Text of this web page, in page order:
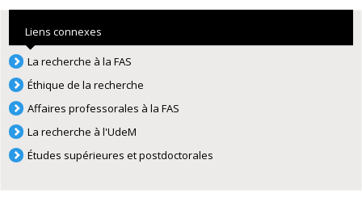
Liens connexes
La recherche à la FAS
Éthique de la recherche
Affaires professorales à la FAS
La recherche à l'UdeM
Études supérieures et postdoctorales